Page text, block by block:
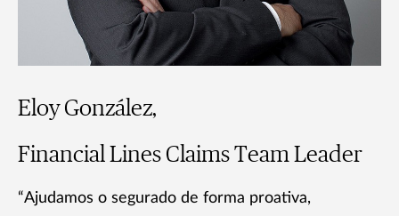
Eloy González,
Financial Lines Claims Team Leader
“Ajudamos o segurado de forma proativa,